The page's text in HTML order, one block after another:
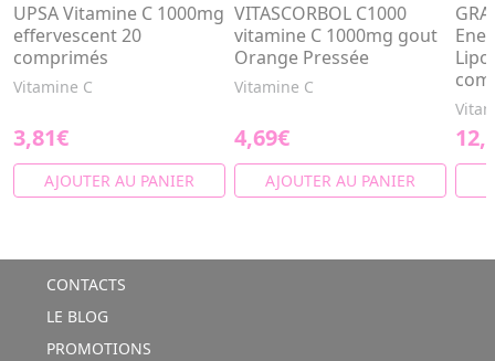
UPSA Vitamine C 1000mg
effervescent 20
comprimés
Vitamine C
3,81€
AJOUTER AU PANIER
VITASCORBOL C1000
vitamine C 1000mg gout
Orange Pressée
Vitamine C
4,69€
AJOUTER AU PANIER
CONTACTS
LE BLOG
PROMOTIONS